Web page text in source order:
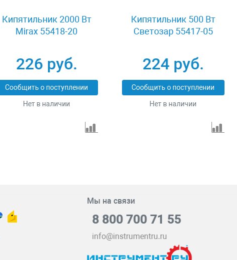
Кипятильник 2000 Вт
Mirax 55418-20
226 руб.
Сообщить о поступлении
Нет в наличии
Кипятильник 500 Вт
Светозар 55417-05
224 руб.
Сообщить о поступлении
Нет в наличии
Мы на связи
8 800 700 71 55
info@instrumentru.ru